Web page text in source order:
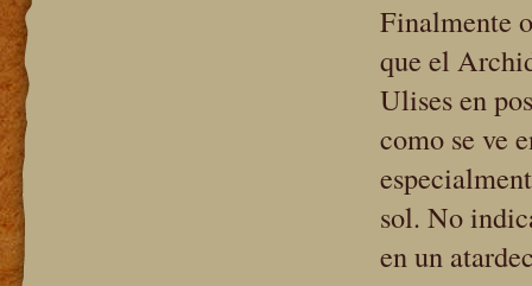
Finalmente
que el
Ulises en
como se ve
sol. No
en un